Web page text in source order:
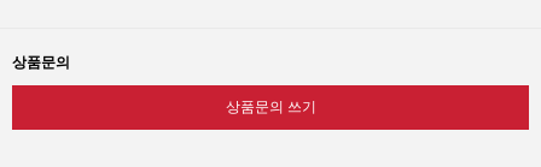
상품문의
상품문의 쓰기